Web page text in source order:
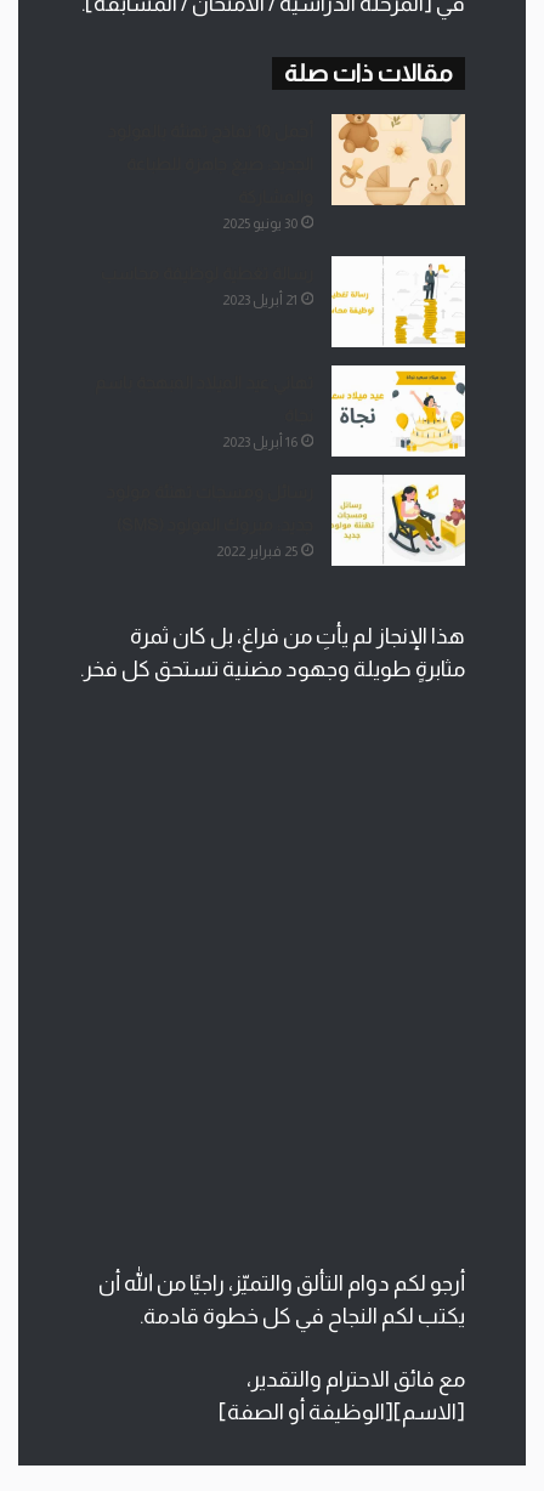
مقالات ذات صلة
30 يونيو 2025
21 أبريل 2023
16 أبريل 2023
25 فبراير 2022
هذا الإنجاز لم يأتِ من فراغ، بل كان ثمرة
مثابرةٍ طويلة وجهود مضنية تستحق كل فخر.
أرجو لكم دوام التألق والتميّز، راجيًا من الله أن
يكتب لكم النجاح في كل خطوة قادمة.
مع فائق الاحترام والتقدير،
[الاسم][الوظيفة أو الصفة]